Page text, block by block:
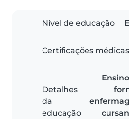
Nível de educação
Certificações
Detalhes
da
educação